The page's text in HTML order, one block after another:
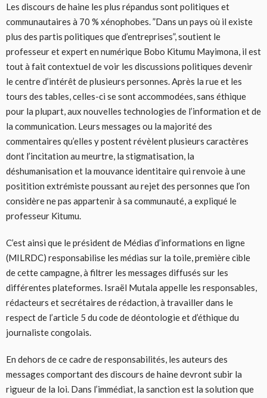
Les discours de haine les plus répandus sont politiques et
communautaires à 70 % xénophobes. ”Dans un pays où il existe
plus des partis politiques que d’entreprises”, soutient le
professeur et expert en numérique Bobo Kitumu Mayimona, il est
tout à fait contextuel de voir les discussions politiques devenir
le centre d’intérêt de plusieurs personnes. Après la rue et les
tours des tables, celles-ci se sont accommodées, sans éthique
pour la plupart, aux nouvelles technologies de l’information et de
la communication. Leurs messages ou la majorité des
commentaires qu’elles y postent révèlent plusieurs caractères
dont l’incitation au meurtre, la stigmatisation, la
déshumanisation et la mouvance identitaire qui renvoie à une
positition extrémiste poussant au rejet des personnes que l’on
considère ne pas appartenir à sa communauté, a expliqué le
professeur Kitumu.
C’est ainsi que le président de Médias d’informations en ligne
(MILRDC) responsabilise les médias sur la toile, première cible
de cette campagne, à filtrer les messages diffusés sur les
différentes plateformes. Israël Mutala appelle les responsables,
rédacteurs et secrétaires de rédaction, à travailler dans le
respect de l’article 5 du code de déontologie et d’éthique du
journaliste congolais.
En dehors de ce cadre de responsabilités, les auteurs des
messages comportant des discours de haine devront subir la
rigueur de la loi. Dans l’immédiat, la sanction est la solution que